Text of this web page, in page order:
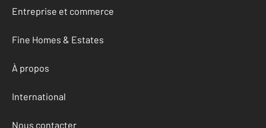
Entreprise et commerce
Fine Homes & Estates
À propos
International
Nous contacter